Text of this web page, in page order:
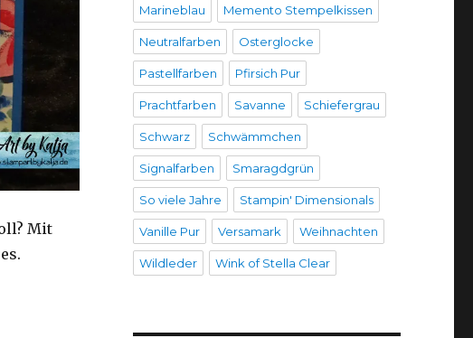
Mit
Marineblau Memento Stempelkissen
Neutralfarben Osterglocke
Pastellfarben Pfirsich Pur
Prachtfarben Savanne Schiefergrau
Schwarz Schwämmchen
Signalfarben Smaragdgrün
So viele Jahre Stampin' Dimensionals
Vanille Pur Versamark Weihnachten
Wildleder Wink of Stella Clear